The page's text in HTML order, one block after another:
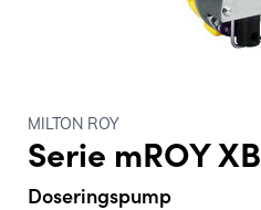
MILTON ROY
Serie mROY XB
Doseringspump